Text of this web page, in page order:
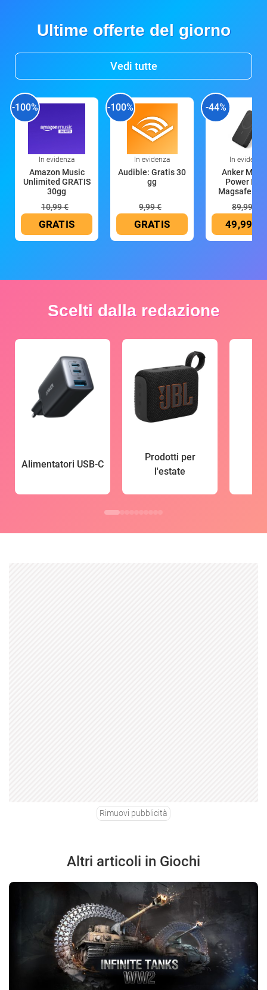
Ultime offerte del giorno
Vedi tutte
-100%
In evidenza
Amazon Music
Unlimited GRATIS
30gg
10,99 €
GRATIS
-100%
In evidenza
Audible: Gratis 30
gg
9,99 €
GRATIS
-44%
In evidenza
Anker
Power
Magsafe
89,99 €
49,99 €
Scelti dalla redazione
Alimentatori USB-C
Prodotti per
l'estate
Rimuovi pubblicità
Altri articoli in Giochi